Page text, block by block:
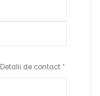
Detalii de contact